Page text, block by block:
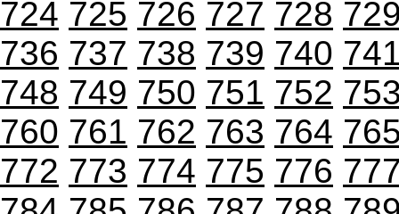
724 725 726 727 728
736 737 738 739 740
748 749 750 751 752
760 761 762 763 764
772 773 774 775 776